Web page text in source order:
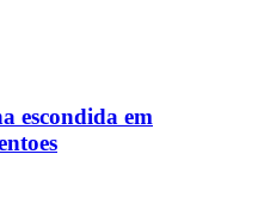
escondida em